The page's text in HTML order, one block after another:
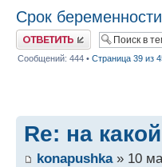
Срок
Ответить
Сообщений: 444 • Страница 39 из
Re: на
konapushka» 10